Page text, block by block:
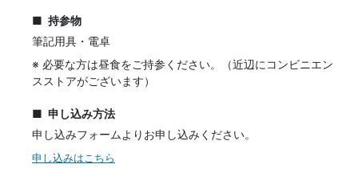
持参物
筆記用具・電卓
※ 必要な方は昼食をご持参ください。（近辺にコンビニエン
スストアがございます）
申し込み方法
申し込みフォームよりお申し込みください。
申し込みはこちら